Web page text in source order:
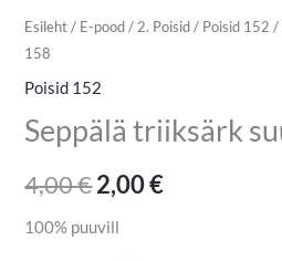
Esileht/ E-pood/ 2. Poisid/ Poisid 152 /
158
Poisid 152
Seppälä triiksärk
4,00€2,00€
100% puuvill